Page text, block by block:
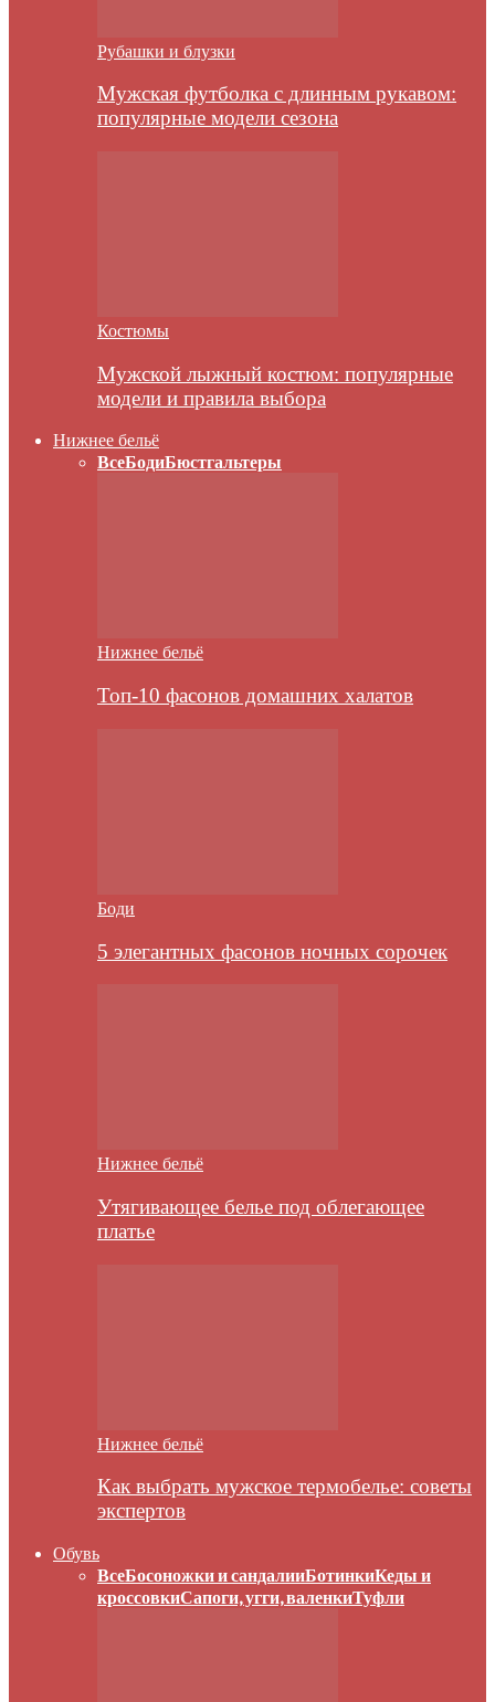
Рубашки и блузки
Мужская футболка с длинным рукавом:
популярные модели сезона
Костюмы
Мужской лыжный костюм: популярные
модели и правила выбора
Нижнее бельё
ВсеБодиБюстгальтеры
Нижнее бельё
Топ-10 фасонов домашних халатов
Боди
5 элегантных фасонов ночных сорочек
Нижнее бельё
Утягивающее белье под облегающее
платье
Нижнее бельё
Как выбрать мужское термобелье: советы
экспертов
Обувь
ВсеБосоножки и сандалииБотинкиКеды и
кроссовкиСапоги, угги, валенкиТуфли